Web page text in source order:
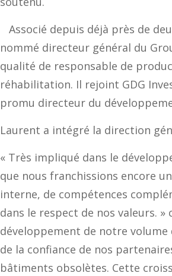
Associé depuis déjà près de
nommé directeur général du
qualité de responsable de
réhabilitation. Il rejoint GDG
promu directeur du d
Laurent a intégré la direction
« Très impliqué dans le
que nousfranchissions encore
interne, de compétences
dans le respect de nos valeurs. »
développement de notre volume
de la confiance de nos
bâtiments obsolètes. Cette